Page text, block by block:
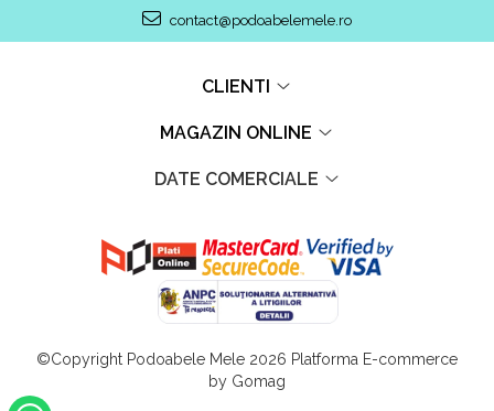
contact@podoabelemele.ro
CLIENTI
MAGAZIN ONLINE
DATE COMERCIALE
©Copyright Podoabele Mele 2026 Platforma E-commerce
by Gomag